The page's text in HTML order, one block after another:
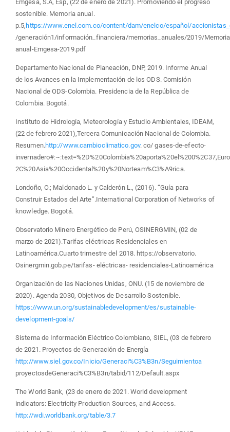
Emgesa, S.A, Esp, (22 de enero de 2021). Promoviendo el progreso
sostenible. Memoria anual.
p.5,https://www.enel.com.co/content/dam/enelco/español/
/generación1/información_financiera/memorias_anuales/2019/
anual-Emgesa-2019.pdf
Departamento Nacional de Planeación, DNP, 2019. Informe Anual
de los Avances en la Implementación de los ODS. Comisión
Nacional de ODS-Colombia. Presidencia de la República de
Colombia. Bogotá.
Instituto de Hidrología, Meteorología y Estudio Ambientales, IDEAM,
(22 de febrero 2021),Tercera Comunicación Nacional de Colombia.
Resumen.http://www.cambioclimatico.gov. co/ gases-de-efecto-
2C%20Asia%20Occidental%20y%20Norteam%C3%A9rica.
Londoño, O.; Maldonado L. y Calderón L., (2016). “Guía para
Construir Estados del Arte”.International Corporation of Networks of
knowledge. Bogotá.
Observatorio Minero Energético de Perú, OSINERGMIN, (02 de
marzo de 2021).Tarifas eléctricas Residenciales en
Latinoamérica.Cuarto trimestre del 2018. https://observatorio.
Osinergmin.gob.pe/tarifas- eléctricas- residenciales-Latinoamérica
Organización de las Naciones Unidas, ONU. (15 de noviembre de
2020). Agenda 2030, Objetivos de Desarrollo Sostenible.
https://www.un.org/sustainabledevelopment/es/sustainable-
development-goals/
Sistema de Información Eléctrico Colombiano, SIEL, (03 de febrero
de 2021. Proyectos de Generación de Energía
http://www.siel.gov.co/Inicio/Generaci%C3%B3n/Seguimientoa
proyectosdeGeneraci%C3%B3n/tabid/112/Default.aspx
The World Bank, (23 de enero de 2021. World development
indicators: Electricity Production Sources, and Access.
http://wdi.worldbank.org/table/3.7